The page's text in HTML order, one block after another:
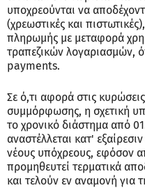
υποχρεούνται να
(χρεωστικές και
πληρωμής με μεταφορά
τραπεζικών λογαριασμών,
payments.
Σε ό,τι αφορά στις
συμμόρφωσης, η σχετική
το χρονικό διάστημα από
αναστέλλεται κατ'
νέους υπόχρεους, εφόσον
προμηθευτεί τερματικά
και τελούν εν αναμονή για